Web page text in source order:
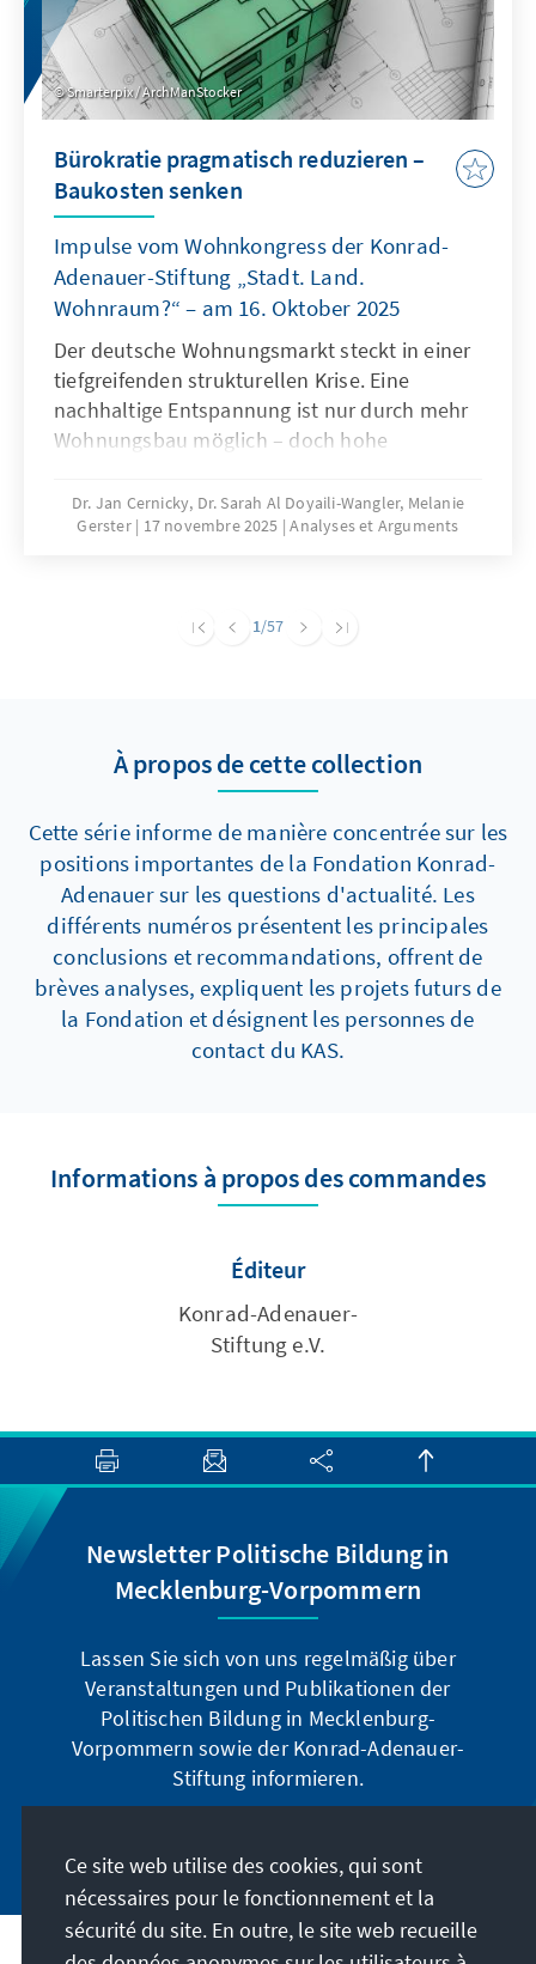
Smarterpix / ArchManStocker
Bürokratie pragmatisch reduzieren –
Baukosten senken
Impulse vom Wohnkongress der Konrad-
Adenauer-Stiftung „Stadt. Land.
Wohnraum?“ – am 16. Oktober 2025
Der deutsche Wohnungsmarkt steckt in einer
tiefgreifenden strukturellen Krise. Eine
nachhaltige Entspannung ist nur durch mehr
Wohnungsbau möglich – doch hohe
Vorgaben bremsen die Bautätigkeit erheblich.
Zur Lösung des Problems bedarf es einer
Dr. Jan Cernicky, Dr. Sarah Al Doyaili-Wangler, Melanie
Gerster
17 novembre 2025 Analyses et Arguments
1/57
À propos de cette collection
Cette série informe de manière concentrée sur les
positions importantes de la Fondation Konrad-
Adenauer sur les questions d'actualité. Les
différents numéros présentent les principales
conclusions et recommandations, offrent de
brèves analyses, expliquent les projets futurs de
la Fondation et désignent les personnes de
contact du KAS.
Informations à propos des commandes
Éditeur
Konrad-Adenauer-
Stiftung e.V.
Newsletter Politische Bildung in
Mecklenburg-Vorpommern
Lassen Sie sich von uns regelmäßig über
Veranstaltungen und Publikationen der
Politischen Bildung in Mecklenburg-
Vorpommern sowie der Konrad-Adenauer-
Stiftung informieren.
Ce site web utilise des cookies, qui sont
nécessaires pour le fonctionnement et la
sécurité du site. En outre, le site web recueille